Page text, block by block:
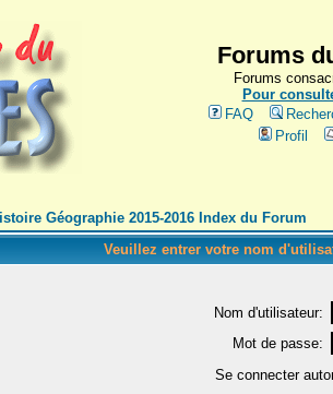
Forums
Forums
Pour
FAQ
Profil
Géographie 2015-2016 Index du Forum
Veuillez entrer votre nom
Nom d'utilisateur:
Mot de passe:
Se connecter